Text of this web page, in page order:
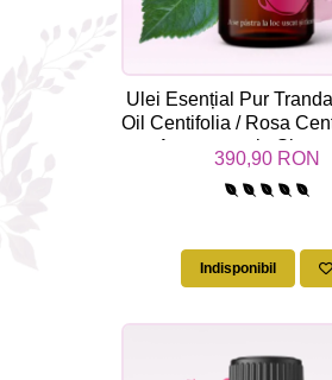
Ulei Esențial Pur
Oil Centifolia / Rosa
- Aromaterapie Sigura
Nature
390,90 RON
Indisponibil